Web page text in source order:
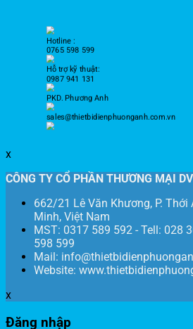
Hotline :
0765 598 599
Hỗ trợ kỹ thuật:
0987 941 131
PKD. Phương Anh
sales@thietbidienphuonganh.com.vn
x
CÔNG TY CỔ PHẦN THƯƠNG MẠI
662/21 Lê Văn Khương, P. Thới
Minh, Việt Nam
MST: 0317 589 592 - Tell: 028
598 599
Mail:
Website:
x
Đăng nhập